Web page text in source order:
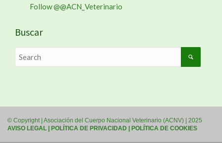
Follow @@ACN_Veterinario
Buscar
© Copyright | Asociación del Cuerpo Nacional Veterinario (ACNV) | 2025
AVISO LEGAL
POLÍTICA DE PRIVACIDAD POLÍTICA DE COOKIES